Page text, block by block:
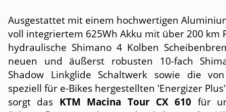
Ausgestattet mit einem hochwertigen
voll integriertem 625Wh Akku mit über 200 km
hydraulische Shimano 4 Kolben
neuen und äußerst robusten 10-fach
Shadow Linkglide Schaltwerk sowie die
speziell für e-Bikes hergestellten 'Energizer
sorgt das KTM Macina Tour CX 610 für